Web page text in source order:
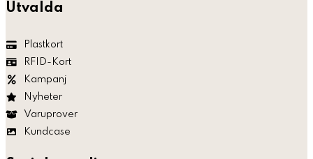
Utvalda
Plastkort
RFID-Kort
Kampanj
Nyheter
Varuprover
Kundcase